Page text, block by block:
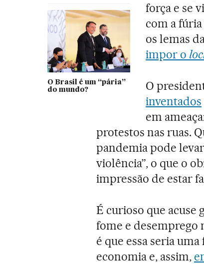
O Brasil é um “pária”
do mundo?
força e se
com a
os lemas
impor o
O
inventados
em
protestos nas ruas.
pandemia pode
violência”, o que o
impressão de estar
É curioso que acuse
fome e desemprego
é que essa seria
economia e, assim,